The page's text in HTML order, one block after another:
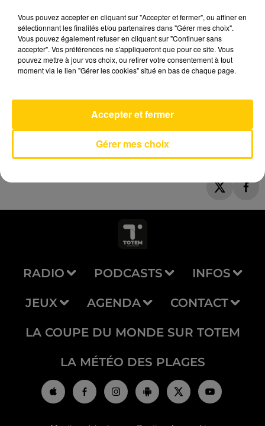
DAVID GUETTA FEAT. SIA
AVEYRON NORD
RADIO PODCASTS INFOS
JEUX AGENDA CONTACT
LA COUPE DU MONDE SUR TOTEM
LA MÉTÉO DES PLAGES
Vous pouvez accepter en cliquant sur "Accepter et fermer", ou affiner en
sélectionnant les finalités et/ou partenaires dans "Gérer mes choix".
Vous pouvez également refuser en cliquant sur "Continuer sans
accepter". Vos préférences ne s'appliqueront que pour ce site. Vous
pouvez mettre à jour vos choix, ou retirer votre consentement à tout
moment via le lien "Gérer les cookies" situé en bas de chaque page.
Gérer mes choix
Accepter et fermer